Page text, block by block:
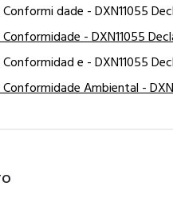
dade - DXN11055
- DXN11055
e - DXN11055
Ambiental -